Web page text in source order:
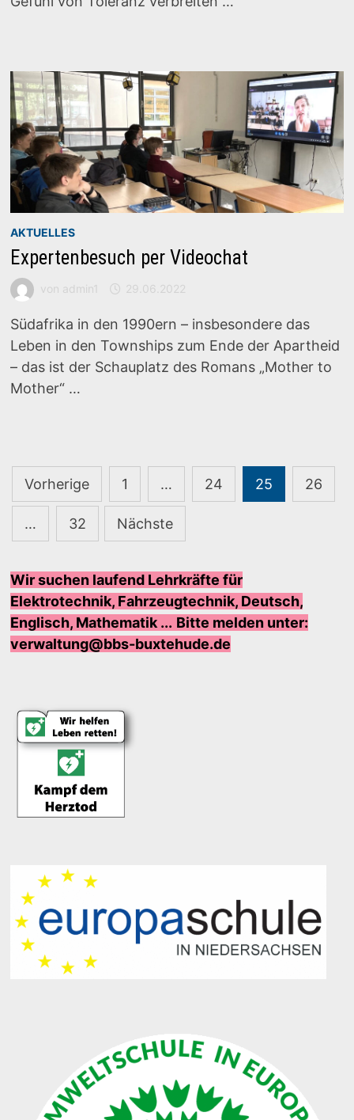
AKTUELLES
Expertenbesuch per Videochat
von admin1 29.06.2022
Südafrika in den 1990ern – insbesondere das
Leben in den Townships zum Ende der Apartheid
– das ist der Schauplatz des Romans „Mother to
Mother“ …
Seitennummerierung
der
Beiträge
Vorherige 1 … 24 25 26
… 32 Nächste
Wir suchen laufend Lehrkräfte für
Elektrotechnik, Fahrzeugtechnik, Deutsch,
Englisch, Mathematik ... Bitte melden unter:
verwaltung@bbs-buxtehude.de